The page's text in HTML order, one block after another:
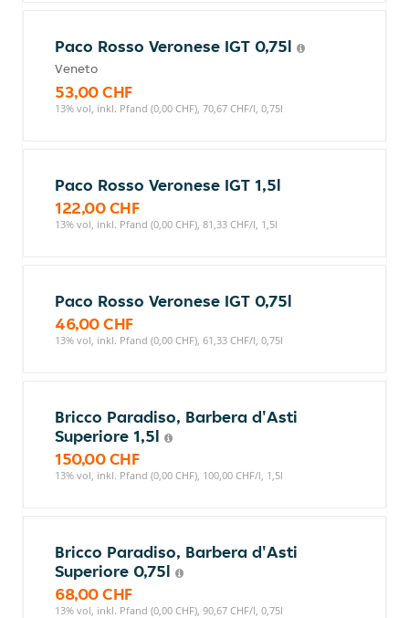
Paco Rosso Veronese IGT 0,75l
Veneto
53,00 CHF
13% vol, inkl. Pfand (0,00 CHF), 70,67 CHF/l, 0,75l
Paco Rosso Veronese IGT 1,5l
122,00 CHF
13% vol, inkl. Pfand (0,00 CHF), 81,33 CHF/l, 1,5l
Paco Rosso Veronese IGT 0,75l
46,00 CHF
13% vol, inkl. Pfand (0,00 CHF), 61,33 CHF/l, 0,75l
Bricco Paradiso, Barbera d'Asti
Superiore 1,5l
150,00 CHF
13% vol, inkl. Pfand (0,00 CHF), 100,00 CHF/l, 1,5l
Bricco Paradiso, Barbera d'Asti
Superiore 0,75l
68,00 CHF
13% vol, inkl. Pfand (0,00 CHF), 90,67 CHF/l, 0,75l